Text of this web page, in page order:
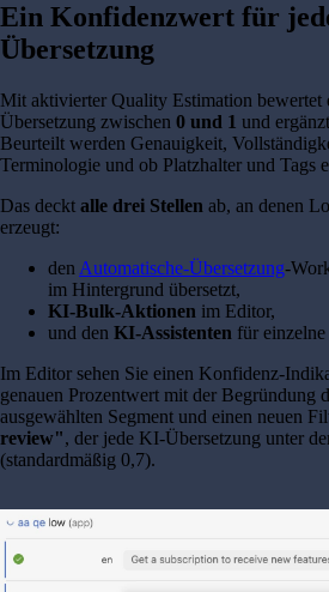
Ein Konfidenzwert für
Übersetzung
Mit aktivierter Quality Estimation
Übersetzung zwischen 0 und 1 und
Beurteilt werden Genauigkeit,
Terminologie und ob Platzhalter und Tags
Das deckt alle drei Stellen ab, an denen
erzeugt:
den Automatische-Übersetzung-
im Hintergrund übersetzt,
KI-Bulk-Aktionen im Editor,
und den KI-Assistenten für einzelne
Im Editor sehen Sie einen Konfidenz-
genauen Prozentwert mit der Begründung
ausgewählten Segment und einen neuen
review", der jede KI-Übersetzung unter
(standardmäßig 0,7).